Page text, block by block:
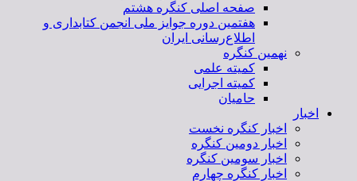
صفحه اصلی کنگره هشتم
هفتمین دوره جوایز ملی انجمن کتابداری و
اطلاع‌رسانی ایران
نهمین کنگره
کمیته علمی
کمیته اجرایی
حامیان
اخبار
اخبار کنگره نخست
اخبار دومین کنگره
اخبار سومین کنگره
اخبار کنگره چهارم